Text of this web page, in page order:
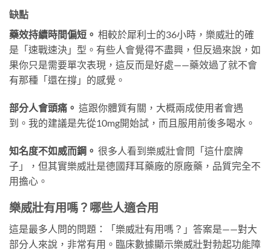
缺點
藥效持續時間偏短。 相較於犀利士的36小時，樂威壯的確
是「速戰速決」型。有些人會覺得不盡興，但反過來說，如
果你只是需要單次表現，這反而是好處——藥效過了就不會
有那種「還在撐」的感覺。
部分人會頭痛。 這跟你體質有關，大概兩成使用者會遇
到。我的建議是先從10mg開始試，而且服用前後多喝水。
知名度不如威而鋼。 很多人看到樂威壯會問「這什麼牌
子」，但其實樂威壯是德國拜耳藥廠的原廠藥，品質完全不
用擔心。
樂威壯有用嗎？哪些人適合用
這是最多人問的問題：「樂威壯有用嗎？」答案是——對大
部分人來說，非常有用。臨床數據顯示樂威壯對勃起功能障